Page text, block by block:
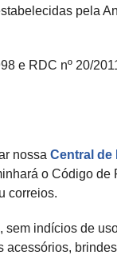
pela
e RDC nº 20/
nossa Central de
o Código de
correios.
sem indícios de
acessórios,